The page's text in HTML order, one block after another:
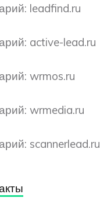
leadfind.ru
active-lead.ru
wrmos.ru
wrmedia.ru
scannerlead.ru